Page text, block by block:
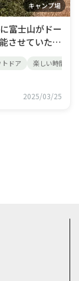
キャンプ場
富士山がドー
させていただ
とうございま
トドア 楽しい時間
2025/03/25